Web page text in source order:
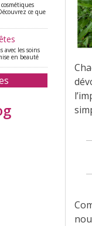
ce que
avec les soins
en beauté